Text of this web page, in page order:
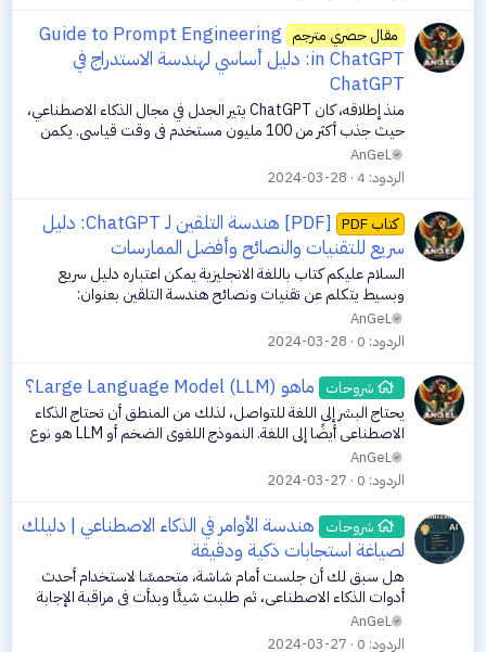
مقال حصري مترجم Guide to Prompt Engineering
in ChatGPT: دليل أساسي لهندسة الاستدراج في
ChatGPT
منذ إطلاقه، كان ChatGPT يثير الجدل في مجال الذكاء الاصطناعي،
حيث جذب أكثر من 100 مليون مستخدم في وقت قياسي. يكمن
ضمن برمجياته - هندسة...
AnGeL
الردود 4
2024-03-28
كتاب PDF
[PDF] هندسة التلقين لـ ChatGPT: دليل
سريع للتقنيات والنصائح وأفضل الممارسات
السلام عليكم كتاب باللغة الانجليزية يمكن اعتباره دليل سريع
وبسيط يتكلم عن تقنيات ونصائح هندسة التلقين بعنوان:
PROMPT ENGINEERING FOR CHATGPTA QUICK GUIDE
TO TECHNIQUES, TIPS, AND BEST PRACTICES...
AnGeL
الردود 0
2024-03-28
شروحات ماهو Large Language Model (LLM)؟
يحتاج البشر إلى اللغة للتواصل، لذلك من المنطق أن تحتاج الذكاء
الاصطناعي أيضًا إلى اللغة. النموذج اللغوي الضخم أو LLM هو نوع
من خوارزميات الذكاء الاصطناعي يعتمد على التعلم العميق وكميات
هائلة من...
AnGeL
الردود 0
2024-03-27
شروحات هندسة الأوامر في الذكاء الاصطناعي | دليلك
لصياغة استجابات ذكية ودقيقة
هل سبق لك أن جلست أمام شاشة، متحمسًا لاستخدام أحدث
أدوات الذكاء الاصطناعي، ثم طلبت شيئًا وبدأت في مراقبة الإجابة
التي تظهر أمامك، لتكتشف أنها بعيدة كل البعد عما كنت تتوقعه؟
قد يكون هذا الشعور...
AnGeL
الردود 0
2024-03-27